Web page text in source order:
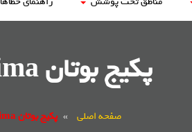
پکیج بوتان optima
صفحه اصلی » پکیج بوتان optima